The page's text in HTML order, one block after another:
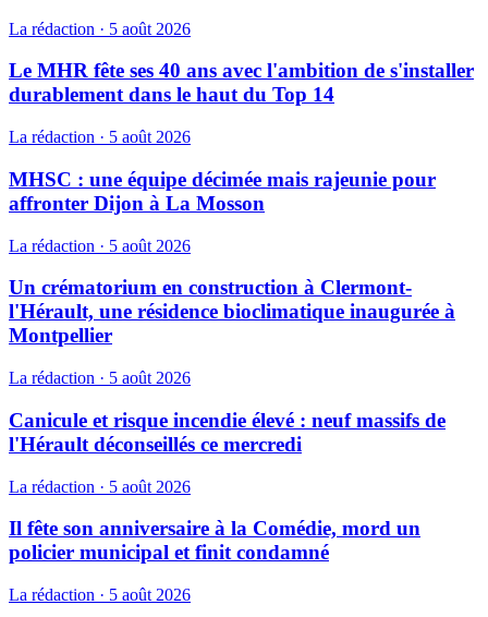
La rédaction · 5 août 2026
Le MHR fête ses 40 ans avec l'ambition de s'installer
durablement dans le haut du Top 14
La rédaction · 5 août 2026
MHSC : une équipe décimée mais rajeunie pour
affronter Dijon à La Mosson
La rédaction · 5 août 2026
Un crématorium en construction à Clermont-
l'Hérault, une résidence bioclimatique inaugurée à
Montpellier
La rédaction · 5 août 2026
Canicule et risque incendie élevé : neuf massifs de
l'Hérault déconseillés ce mercredi
La rédaction · 5 août 2026
Il fête son anniversaire à la Comédie, mord un
policier municipal et finit condamné
La rédaction · 5 août 2026